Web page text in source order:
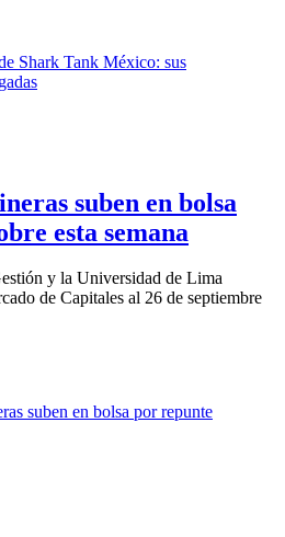
suben en bolsa
esta semana
y la Universidad de Lima
de Capitales al 26 de septiembre